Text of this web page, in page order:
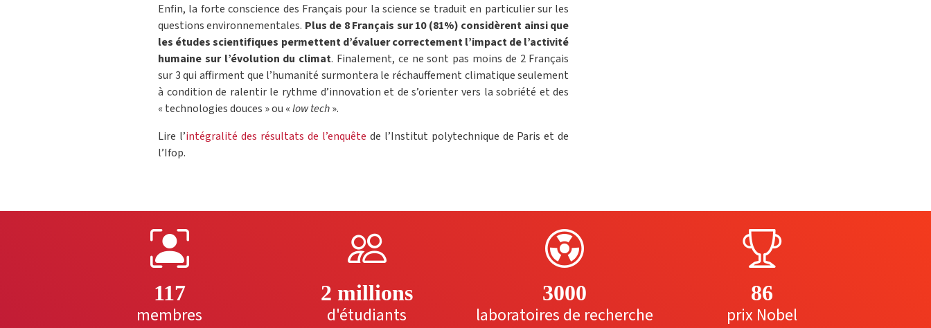
Enfin, la forte conscience des Français pour la science se traduit en particulier sur les
questions environnementales. Plus de 8 Français sur 10 (81%) considèrent ainsi que
les études scientifiques permettent d’évaluer correctement l’impact de l’activité
humaine sur l’évolution du climat. Finalement, ce ne sont pas moins de 2 Français
sur 3 qui affirment que l’humanité surmontera le réchauffement climatique seulement
à condition de ralentir le rythme d’innovation et de s’orienter vers la sobriété et des
« technologies douces » ou «low tech».
Lire l’intégralité des résultats de l’enquête de l’Institut polytechnique de Paris et de
l’Ifop.
117
membres
2 millions
d'étudiants
3000
laboratoires de recherche
86
prix Nobel